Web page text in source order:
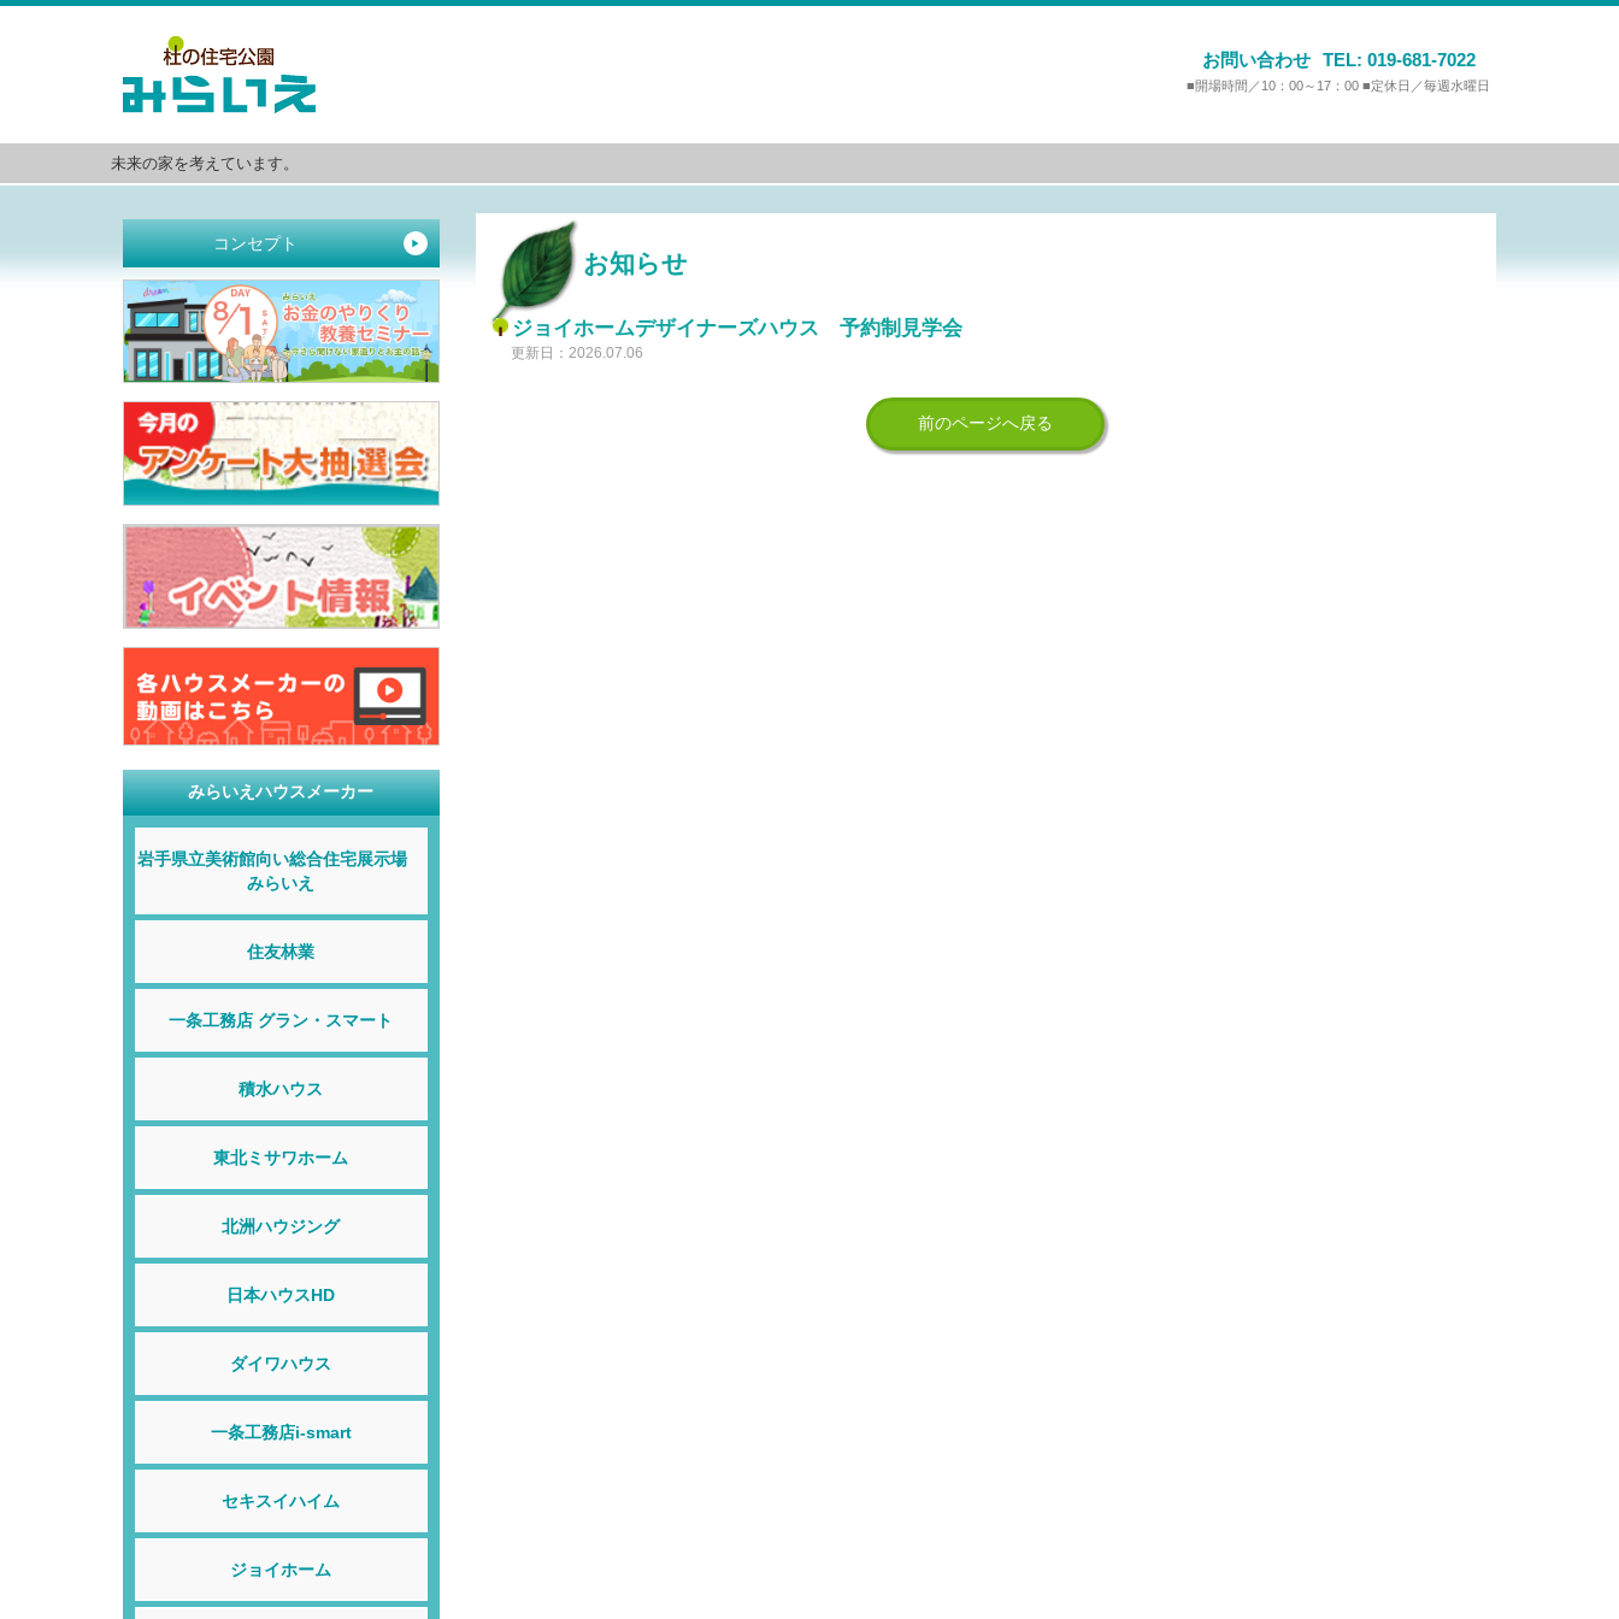
お問い合わせ TEL: 019-681-7022
■開場時間／10：00～17：00 ■定休日／毎週水曜日
未来の家を考えています。
コンセプト ▶
みらいえハウスメーカー
岩手県立美術館向い総合住宅展示場
みらいえ
住友林業
一条工務店 グラン・スマート
積水ハウス
東北ミサワホーム
北洲ハウジング
日本ハウスHD
ダイワハウス
一条工務店i-smart
セキスイハイム
ジョイホーム
お知らせ
ジョイホームデザイナーズハウス 予約制見学会
更新日：2026.07.06
前のページへ戻る